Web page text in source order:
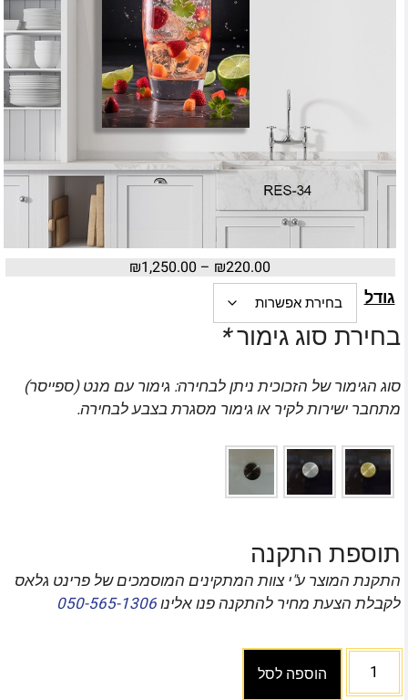
₪220.00
–
₪1,250.00
גודל
בחירת סוג גימור*
סוג הגימור של הזכוכית ניתן לבחירה: גימור עם מנט (ספייסר)
מתחבר ישירות לקיר או גימור מסגרת בצבע לבחירה.
תוספת התקנה
התקנת המוצר ע"י צוות המתקינים המוסמכים של פרינט גלאס
לקבלת הצעת מחיר להתקנה פנו אלינו050-565-1306
הוספה לסל